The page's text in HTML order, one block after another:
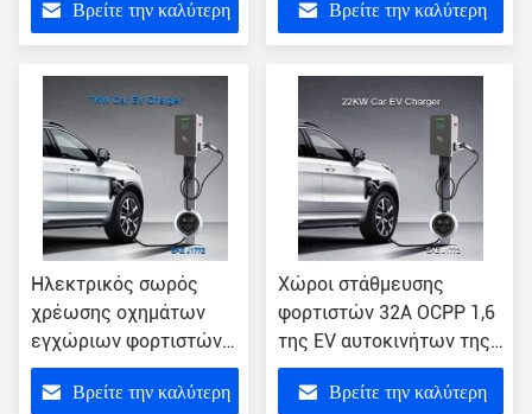
εναλλασσόμενου
ρεύματος EV φάσης
Βρείτε την καλύτερη
αυτοκινήτων
Βρείτε την καλύτερη
Ηλεκτρικός σωρός
χρέωσης οχημάτων
εγχώριων φορτιστών
7KW της SAE J1772
WallboxΒρείτε την καλύτερη
Χώροι στάθμευσης
φορτιστών 32A OCPP 1,6
της EV αυτοκινήτων της
SAE J1772 δημόσια
Βρείτε την καλύτερη